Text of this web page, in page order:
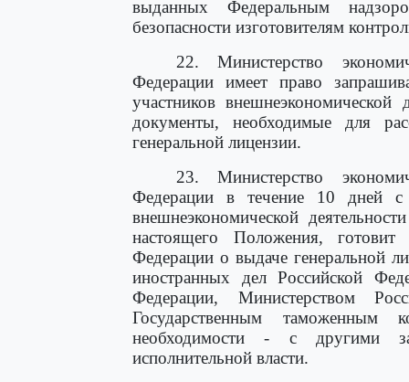
выданных Федеральным
безопасности изготовителям
22. Министерство
Федерации имеет право
участников
документы, необходимые для
генеральной лицензии.
23. Министерство
Федерации в течение 10 дней с
внешнеэкономической
настоящего Положения, готовит
Федерации о выдаче генеральной
иностранных дел Российской
Федерации, Министерством
Государственным
необходимости - с другими
исполнительной власти.